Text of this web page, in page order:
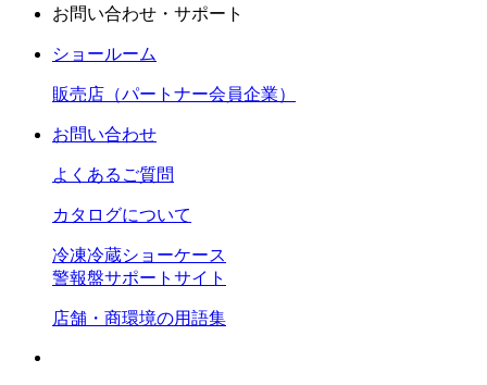
お問い合わせ・サポート
ショールーム
販売店（パートナー会員企業）
お問い合わせ
よくあるご質問
カタログについて
冷凍冷蔵ショーケース
警報盤サポートサイト
店舗・商環境の用語集